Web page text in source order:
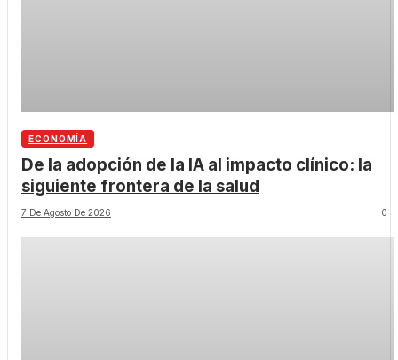
ECONOMÍA
De la adopción de la IA al impacto clínico: la
siguiente frontera de la salud
7 De Agosto De 2026 0